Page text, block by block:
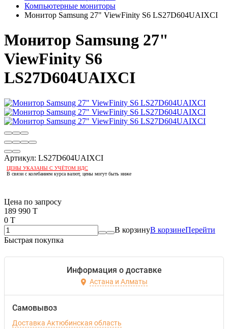
Компьютерные мониторы
Монитор Samsung 27" ViewFinity S6 LS27D604UAIXCI
Монитор Samsung 27"
ViewFinity S6
LS27D604UAIXCI
Артикул: LS27D604UAIXCI
ЦЕНЫ УКАЗАНЫ С УЧЁТОМ НДС
В связи с колебанием курса валют, цены могут быть ниже
Цена по запросу
189 990 T
0 T
В корзинуВ корзинеПерейти
Быстрая покупка
Информация о доставке
Астана и Алматы
Самовывоз
Доставка Актюбинская область